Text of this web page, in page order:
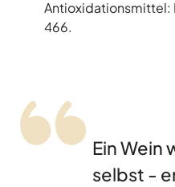
Antioxidationsmittel:
466.
Ein Wein
selbst -